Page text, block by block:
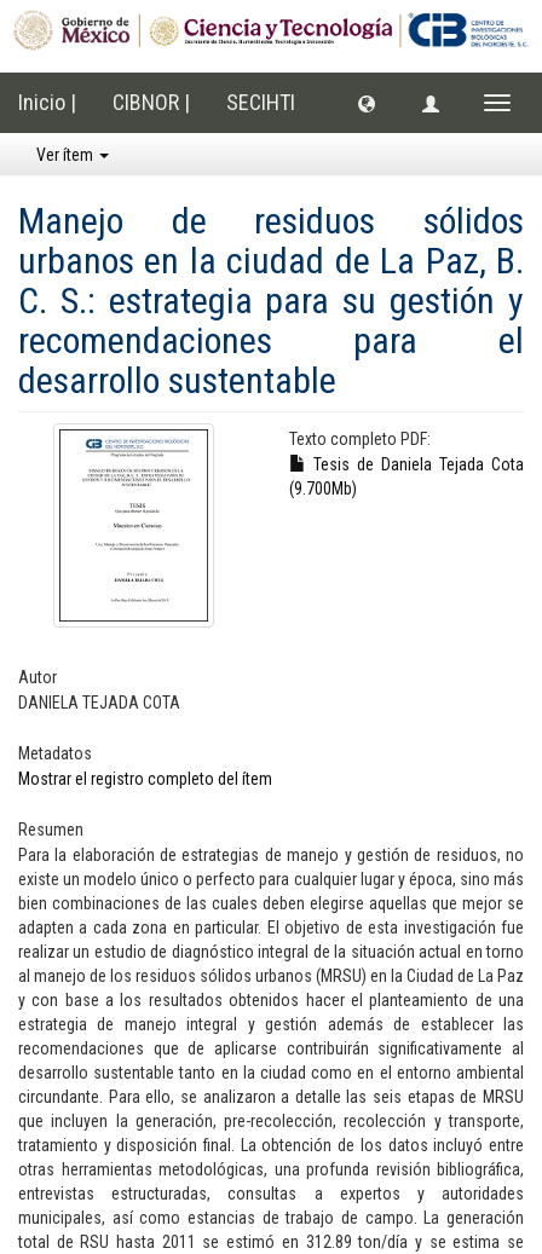
Inicio | CIBNOR | SECIHTI
Ver ítem
Manejo de residuos sólidos
urbanos en la ciudad de La Paz, B.
C. S.: estrategia para su gestión y
recomendaciones para el
desarrollo sustentable
Texto completo PDF:
Tesis de Daniela Tejada Cota
(9.700Mb)
Autor
DANIELA TEJADA COTA
Metadatos
Mostrar el registro completo del ítem
Resumen
Para la elaboración de estrategias de manejo y gestión de residuos, no
existe un modelo único o perfecto para cualquier lugar y época, sino más
bien combinaciones de las cuales deben elegirse aquellas que mejor se
adapten a cada zona en particular. El objetivo de esta investigación fue
realizar un estudio de diagnóstico integral de la situación actual en torno
al manejo de los residuos sólidos urbanos (MRSU) en la Ciudad de La Paz
y con base a los resultados obtenidos hacer el planteamiento de una
estrategia de manejo integral y gestión además de establecer las
recomendaciones que de aplicarse contribuirán significativamente al
desarrollo sustentable tanto en la ciudad como en el entorno ambiental
circundante. Para ello, se analizaron a detalle las seis etapas de MRSU
que incluyen la generación, pre-recolección, recolección y transporte,
tratamiento y disposición final. La obtención de los datos incluyó entre
otras herramientas metodológicas, una profunda revisión bibliográfica,
entrevistas estructuradas, consultas a expertos y autoridades
municipales, así como estancias de trabajo de campo. La generación
total de RSU hasta 2011 se estimó en 312.89 ton/día y se estima se